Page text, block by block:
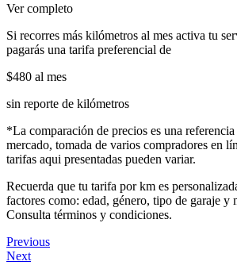
Ver completo
Si recorres más kilómetros al mes activa tu
pagarás una tarifa preferencial de
$480 al mes
sin reporte de kilómetros
*La comparación de precios es una
mercado, tomada de varios compradores en
tarifas aqui presentadas pueden variar.
Recuerda que tu tarifa por km es
factores como: edad, género, tipo de garaje y
Consulta términos y condiciones.
Previous
Next